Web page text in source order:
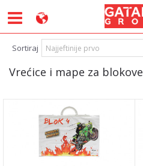
Vrećice i mape za blokove
Sortiraj